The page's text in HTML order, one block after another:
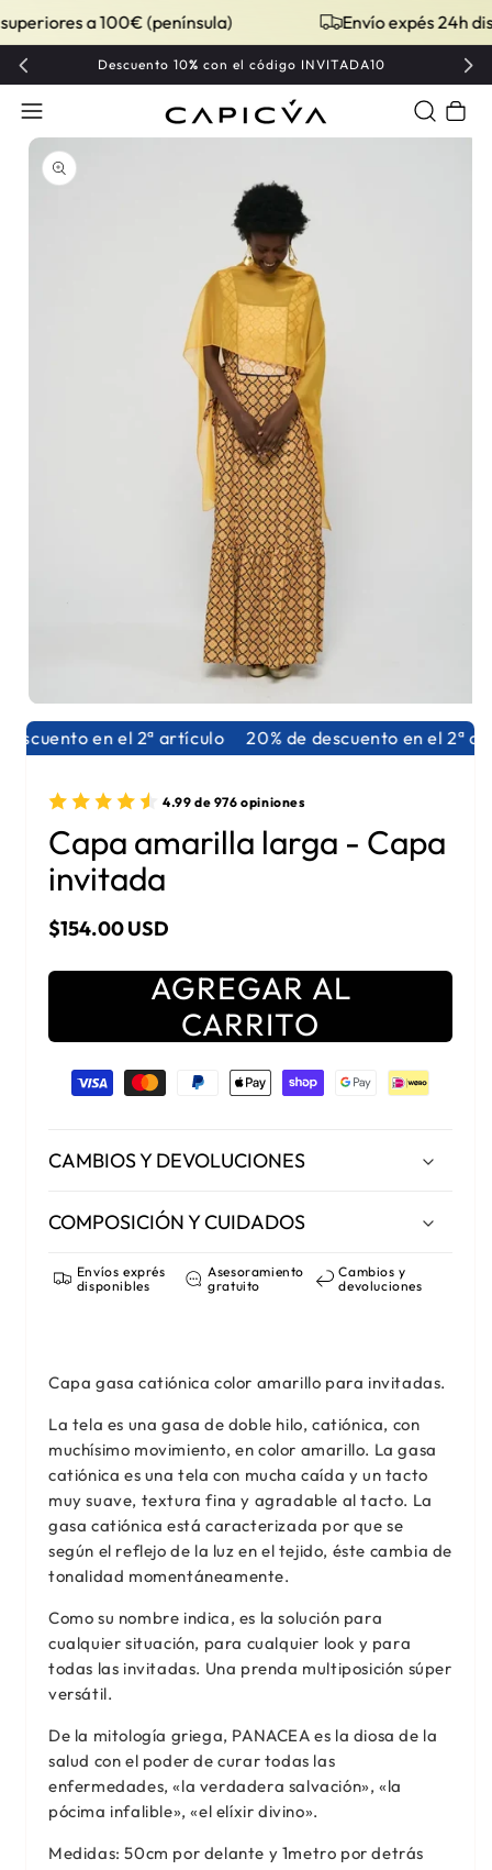
a 100€ (península) Envío expés 24h
Descuento 10% con el código INVITADA10
Carrito
en el 2ª artículo 20% de descuento en el 2ª
4.99 de 976 opiniones
Capa amarilla larga - Capa
invitada
Precio habitual
$154.00 USD
AGREGAR AL
CARRITO
Formas de pago
CAMBIOS Y DEVOLUCIONES
COMPOSICIÓN Y CUIDADOS
Envíos exprés
disponibles
Asesoramiento
gratuito
Cambios y
devoluciones
Capa gasa catiónica color amarillo para invitadas.
La tela es una gasa de doble hilo, catiónica, con
muchísimo movimiento, en color amarillo. La gasa
catiónica es una tela con mucha caída y un tacto
muy suave, textura fina y agradable al tacto. La
gasa catiónica está caracterizada por que se
según el reflejo de la luz en el tejido, éste cambia de
tonalidad momentáneamente.
Como su nombre indica, es la solución para
cualquier situación, para cualquier look y para
todas las invitadas. Una prenda multiposición súper
versátil.
De la mitología griega, PANACEA es la diosa de la
salud con el poder de curar todas las
enfermedades,«la verdadera salvación», «la
pócima infalible», «el elíxir divino».
Medidas: 50cm por delante y 1metro por detrás